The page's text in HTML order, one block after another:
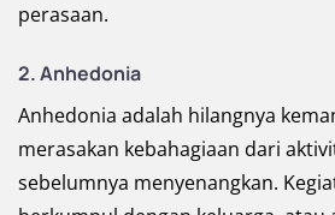
perasaan.
2. Anhedonia
Anhedonia adalah hilangnya
merasakan kebahagiaan dari
sebelumnya menyenangkan.